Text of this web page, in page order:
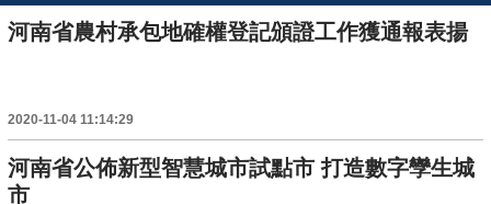
河南省農村承包地確權登記頒證工作獲通報表揚
2020-11-04 11:14:29
河南省公佈新型智慧城市試點市 打造數字孿生城
市